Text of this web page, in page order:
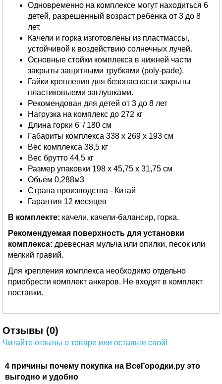
Одновременно на комплексе могут находиться 6
детей, разрешенный возраст ребенка от 3 до 8
лет.
Качели и горка изготовлены из пластмассы,
устойчивой к воздействию солнечных лучей.
Основные стойки комплекса в нижней части
закрыты защитными трубками (poly-pade).
Гайки крепления для безопасности закрыты
пластиковыеми заглушками.
Рекомендован для детей от 3 до 8 лет
Нагрузка на комплекс до 272 кг
Длина горки 6' / 180 см
Габариты комплекса 338 х 269 х 193 см
Вес комплекса 38,5 кг
Вес брутто 44,5 кг
Размер упаковки 198 x 45,75 x 31,75 см
Объём 0,288м3
Страна производства - Китай
Гарантия 12 месяцев
В комплекте: качели, качели-балансир, горка.
Рекомендуемая поверхность для установки
комплекса: древесная мульча или опилки, песок или
мелкий гравий.
Для крепления комплекса необходимо отдельно
приобрести комплект анкеров. Не входят в комплект
поставки.
Отзывы (0)
Читайте отзывы о товаре или оставьте свой!
4 причины почему покупка на ВсеГородки.ру это
выгодно и удобно